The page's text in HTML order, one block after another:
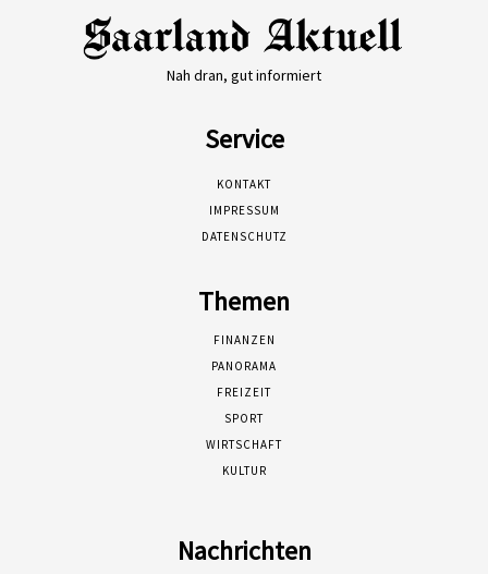
Nah dran, gut informiert
Service
KONTAKT
IMPRESSUM
DATENSCHUTZ
Themen
FINANZEN
PANORAMA
FREIZEIT
SPORT
WIRTSCHAFT
KULTUR
Nachrichten